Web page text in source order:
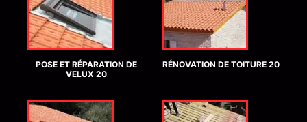
POSE ET RÉPARATION DE
VELUX 20
RÉNOVATION DE TOITURE 20